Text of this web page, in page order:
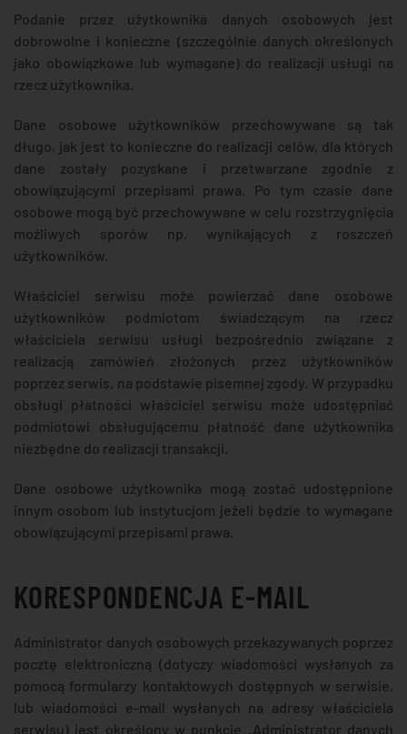
Podanie przez użytkownika danych osobowych jest
dobrowolne i konieczne (szczególnie danych określonych
jako obowiązkowe lub wymagane) do realizacji usługi na
rzecz użytkownika.
Dane osobowe użytkowników przechowywane są tak
długo, jak jest to konieczne do realizacji celów, dla których
dane zostały pozyskane i przetwarzane zgodnie z
obowiązującymi przepisami prawa. Po tym czasie dane
osobowe mogą być przechowywane w celu rozstrzygnięcia
możliwych sporów np. wynikających z roszczeń
użytkowników.
Właściciel serwisu może powierzać dane osobowe
użytkowników podmiotom świadczącym na rzecz
właściciela serwisu usługi bezpośrednio związane z
realizacją zamówień złożonych przez użytkowników
poprzez serwis, na podstawie pisemnej zgody. W przypadku
obsługi płatności właściciel serwisu może udostępniać
podmiotowi obsługującemu płatność dane użytkownika
niezbędne do realizacji transakcji.
Dane osobowe użytkownika mogą zostać udostępnione
innym osobom lub instytucjom jeżeli będzie to wymagane
obowiązującymi przepisami prawa.
KORESPONDENCJA E-MAIL
Administrator danych osobowych przekazywanych poprzez
pocztę elektroniczną (dotyczy wiadomości wysłanych za
pomocą formularzy kontaktowych dostępnych w serwisie,
lub wiadomości e-mail wysłanych na adresy właściciela
serwisu) jest określony w punkcie „Administrator danych